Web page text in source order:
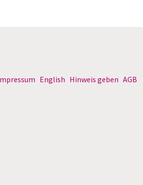
English Hinweis geben AGB